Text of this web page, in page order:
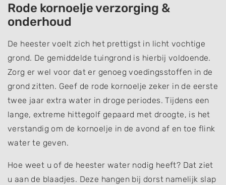
Rode kornoelje verzorging &
onderhoud
De heester voelt zich het prettigst in licht vochtige
grond. De gemiddelde tuingrond is hierbij voldoende.
Zorg er wel voor dat er genoeg voedingsstoffen in de
grond zitten. Geef de rode kornoelje zeker in de eerste
twee jaar extra water in droge periodes. Tijdens een
lange, extreme hittegolf gepaard met droogte, is het
verstandig om de kornoelje in de avond af en toe flink
water te geven.
Hoe weet u of de heester water nodig heeft? Dat ziet
u aan de blaadjes. Deze hangen bij dorst namelijk slap